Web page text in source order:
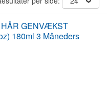
HÅR GENVÆKST
180ml 3 Måneders